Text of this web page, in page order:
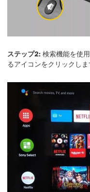
ステップ2: 検索機能を使
るアイコンをクリックしま